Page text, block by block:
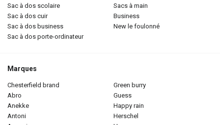
sac à dos scolaire
sac à dos cuir
sac à dos business
sac à dos porte-ordinateur
sacs à main
business
new le foulonné
Marques
chesterfield brand
abro
anekke
antoni
green burry
guess
happy rain
herschel